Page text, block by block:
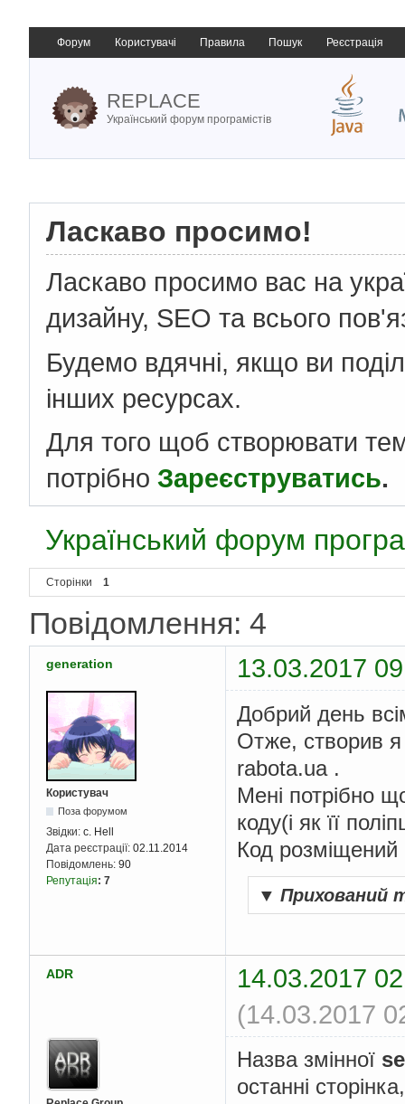
Форум Користувачі Правила Пошук Реєстрація
REPLACE
Український форум програмістів
Ласкаво просимо!
Ласкаво просимо вас на
дизайну, SEO та всього
Будемо вдячні, якщо ви
інших ресурсах.
Для того щоб створювати
потрібно Зареєструватись.
Український форум
Сторінки 1
Повідомлення: 4
generation 13.03.2017
Користувач
Поза форумом
Звідки: c. Hell
Дата реєстрації: 02.11.2014
Повідомлень: 90
Репутація: 7
Добрий день
Отже, створив я
rabota.ua .
Мені потрібно
коду(і як її
Код
▼ Прихований
ADR
14.03.2017
(14.03.2017
Назва змінної
останні